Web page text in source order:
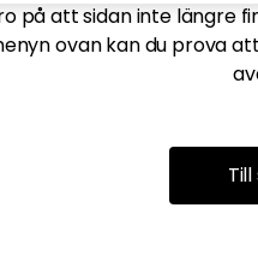
på att sidan inte längre
ovan kan du prova